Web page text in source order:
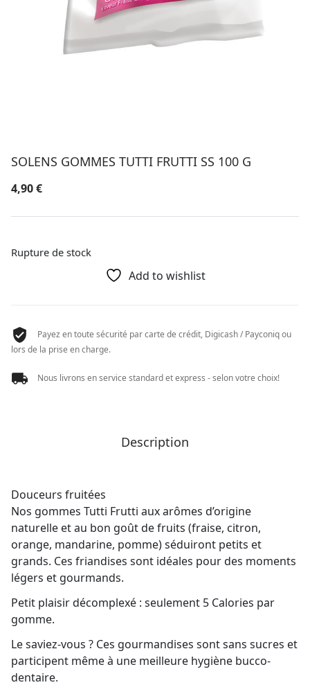
SOLENS GOMMES TUTTI FRUTTI SS 100 G
4,90€
Rupture de stock
Add to wishlist
Payez en toute sécurité par carte de crédit, Digicash / Payconiq ou
lors de la prise en charge.
Nous livrons en service standard et express - selon votre choix!
Description
Douceurs fruitées
Nos gommes Tutti Frutti aux arômes d’origine
naturelle et au bon goût de fruits (fraise, citron,
orange, mandarine, pomme) séduiront petits et
grands. Ces friandises sont idéales pour des moments
légers et gourmands.
Petit plaisir décomplexé : seulement 5 Calories par
gomme.
Le saviez-vous ? Ces gourmandises sont sans sucres et
participent même à une meilleure hygiène bucco-
dentaire.